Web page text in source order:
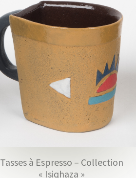
Tasses à Espresso – Collection
« Isiqhaza »